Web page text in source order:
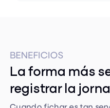
La forma más
registrar la
Cuando fichar es tan
tarjeta NFC o escanear